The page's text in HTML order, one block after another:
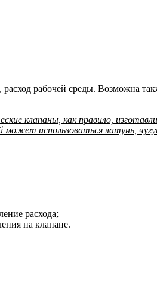
рабочей среды. Возможна
клапаны, как правило,
может использоваться латунь,
расхода;
на клапане.